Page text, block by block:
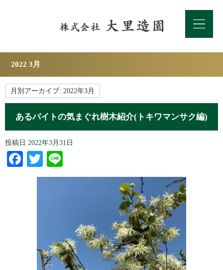
2022 3月
月別アーカイブ: 2022年3月
あるバイトの気まぐれ樹木紹介(トキワマンサク編)
投稿日 2022年3月31日
Facebook
Twitter